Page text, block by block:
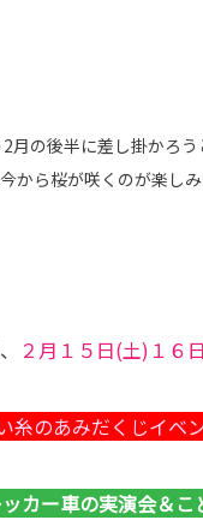
月の後半に差し掛かろ
から桜が咲くのが楽し
２月１５日(土)１６
糸のあみだくじイベ
カー車の実演会＆こ